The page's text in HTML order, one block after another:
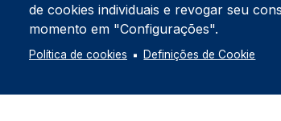
de cookies individuais e revogar seu
momento em "Configurações".
Política de cookies Definições de Cookie